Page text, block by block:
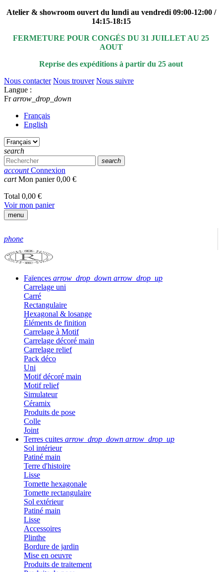
Atelier & showroom ouvert du lundi au vendredi 09:00-12:00 /
14:15-18:15
FERMETURE POUR CONGÉS DU 31 JUILLET AU 25
AOUT
Reprise des expéditions à partir du 25 aout
Nous contacter Nous trouver Nous suivre
Langue :
Fr arrow_drop_down
Français
English
search
search
account Connexion
cart Mon panier0,00 €
Total 0,00 €
Voir mon panier
menu
phone
Faïences arrow_drop_down arrow_drop_up
Carrelage uni
Carré
Rectangulaire
Hexagonal & losange
Éléments de finition
Carrelage à Motif
Carrelage décoré main
Carrelage relief
Pack déco
Uni
Motif décoré main
Motif relief
Simulateur
Céramix
Produits de pose
Colle
Joint
Terres cuites arrow_drop_down arrow_drop_up
Sol intérieur
Patiné main
Terre d'histoire
Lisse
Tomette hexagonale
Tomette rectangulaire
Sol extérieur
Patiné main
Lisse
Accessoires
Plinthe
Bordure de jardin
Mise en oeuvre
Produits de traitement